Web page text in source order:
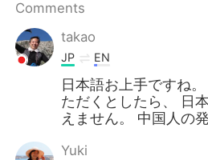
Comments
takao
JP EN
日本語お上手ですね
ただくとしたら、 日
えません。 中国人の
Yuki